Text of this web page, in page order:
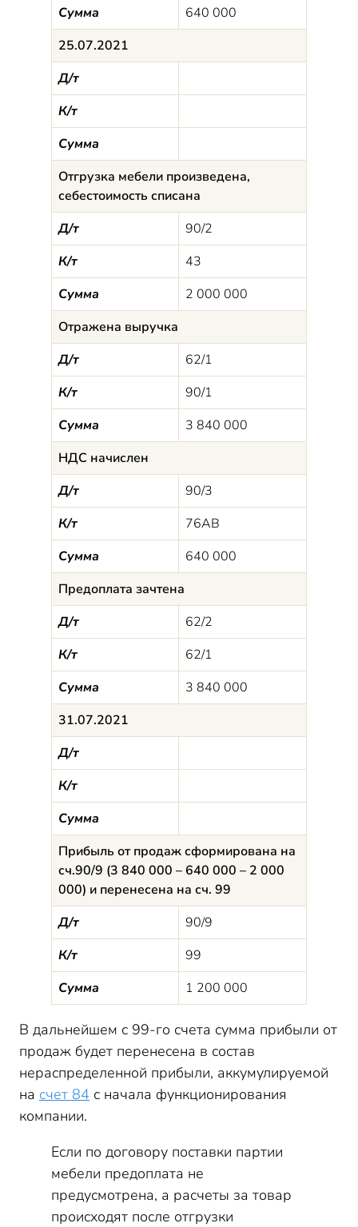
Сумма
640 000
25.07.2021
Д/т
К/т
Сумма
Отгрузка мебели произведена,
себестоимость списана
Д/т
90/2
К/т
43
Сумма
2 000 000
Отражена выручка
Д/т
62/1
К/т
90/1
Сумма
3 840 000
НДС начислен
Д/т
90/3
К/т
76АВ
Сумма
640 000
Предоплата зачтена
Д/т
62/2
К/т
62/1
Сумма
3 840 000
31.07.2021
Д/т
К/т
Сумма
Прибыль от продаж сформирована на
сч.90/9 (3 840 000 – 640 000 – 2 000
000) и перенесена на сч. 99
Д/т
90/9
К/т
99
Сумма
1 200 000
В дальнейшем с 99-го счета сумма прибыли от
продаж будет перенесена в состав
нераспределенной прибыли, аккумулируемой
на счет 84 с начала функционирования
компании.
Если по договору поставки партии
мебели предоплата не
предусмотрена, а расчеты за товар
происходят после отгрузки